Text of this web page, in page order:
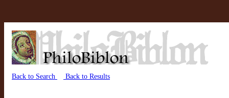
Back to Search Back to Results